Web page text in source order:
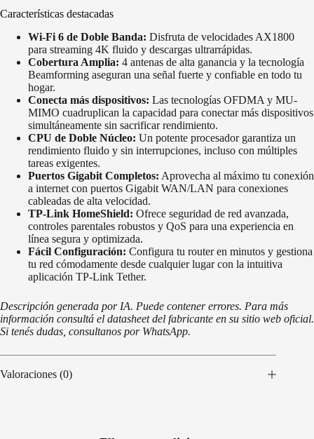
Características destacadas
Wi-Fi 6 de Doble Banda: Disfruta de velocidades AX1800
para streaming 4K fluido y descargas ultrarrápidas.
Cobertura Amplia: 4 antenas de alta ganancia y la tecnología
Beamforming aseguran una señal fuerte y confiable en todo tu
hogar.
Conecta más dispositivos: Las tecnologías OFDMA y MU-
MIMO cuadruplican la capacidad para conectar más dispositivos
simultáneamente sin sacrificar rendimiento.
CPU de Doble Núcleo: Un potente procesador garantiza un
rendimiento fluido y sin interrupciones, incluso con múltiples
tareas exigentes.
Puertos Gigabit Completos: Aprovecha al máximo tu conexión
a internet con puertos Gigabit WAN/LAN para conexiones
cableadas de alta velocidad.
TP-Link HomeShield: Ofrece seguridad de red avanzada,
controles parentales robustos y QoS para una experiencia en
línea segura y optimizada.
Fácil Configuración: Configura tu router en minutos y gestiona
tu red cómodamente desde cualquier lugar con la intuitiva
aplicación TP-Link Tether.
Descripción generada por IA. Puede contener errores. Para más
información consultá el datasheet del fabricante en su sitio web oficial.
Si tenés dudas, consultanos por WhatsApp.
Valoraciones (0)